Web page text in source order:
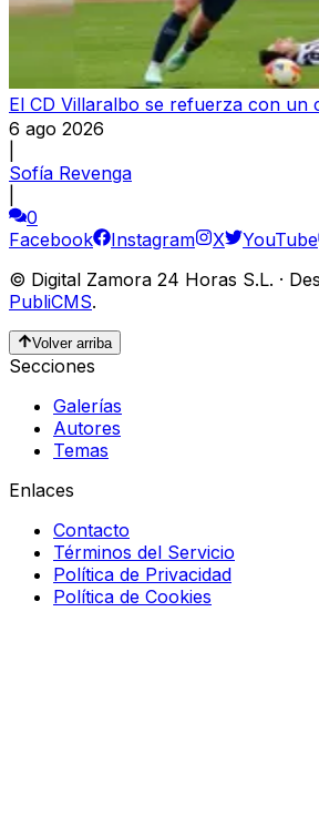
El CD Villaralbo se refuerza con un
6 ago 2026
Sofía Revenga
0
Facebook
Instagram X YouTube
© Digital Zamora 24 Horas S.L. ·
PubliCMS.
Volver arriba
Secciones
Galerías
Autores
Temas
Enlaces
Contacto
Términos del Servicio
Política de Privacidad
Política de Cookies